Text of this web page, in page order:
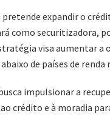
expandir o
como securitizadora,
visa aumentar
de países de renda
impulsionar a
crédito e à moradia